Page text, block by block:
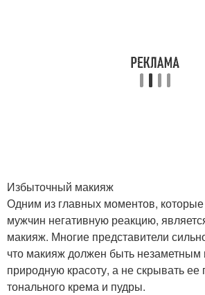
Избыточный макияж
Одним из главных моментов,
мужчин негативную реакцию,
макияж. Многие представители
что макияж должен быть незаметным
природную красоту, а не скрывать ее
тонального крема и пудры.